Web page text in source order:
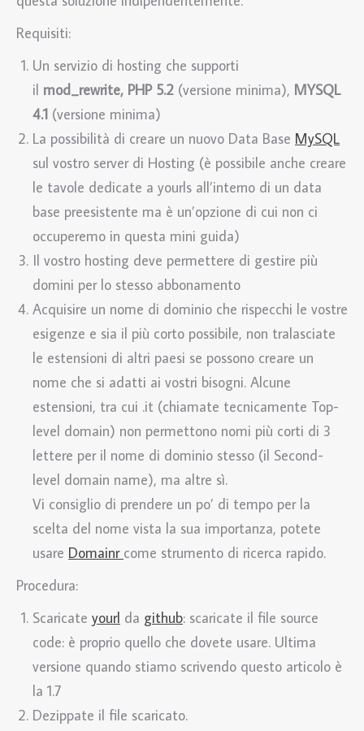
Requisiti:
Un servizio di hosting che supporti
il mod_rewrite, PHP 5.2 (versione minima), MYSQL
4.1 (versione minima)
La possibilità di creare un nuovo Data Base MySQL
sul vostro server di Hosting (è possibile anche creare
le tavole dedicate a yourls all’interno di un data
base preesistente ma è un’opzione di cui non ci
occuperemo in questa mini guida)
Il vostro hosting deve permettere di gestire più
domini per lo stesso abbonamento
Acquisire un nome di dominio che rispecchi le vostre
esigenze e sia il più corto possibile, non tralasciate
le estensioni di altri paesi se possono creare un
nome che si adatti ai vostri bisogni. Alcune
estensioni, tra cui .it (chiamate tecnicamente Top-
level domain) non permettono nomi più corti di 3
lettere per il nome di dominio stesso (il Second-
level domain name), ma altre sì.
Vi consiglio di prendere un po’ di tempo per la
scelta del nome vista la sua importanza, potete
usare Domainr come strumento di ricerca rapido.
Procedura:
Scaricate yourl da github: scaricate il file source
code: è proprio quello che dovete usare. Ultima
versione quando stiamo scrivendo questo articolo è
la 1.7
Dezippate il file scaricato.